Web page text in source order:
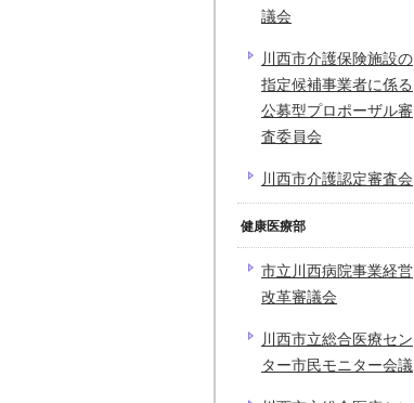
議会
川西市介護保険施設の
指定候補事業者に係る
公募型プロポーザル審
査委員会
川西市介護認定審査会
健康医療部
市立川西病院事業経営
改革審議会
川西市立総合医療セン
ター市民モニター会議